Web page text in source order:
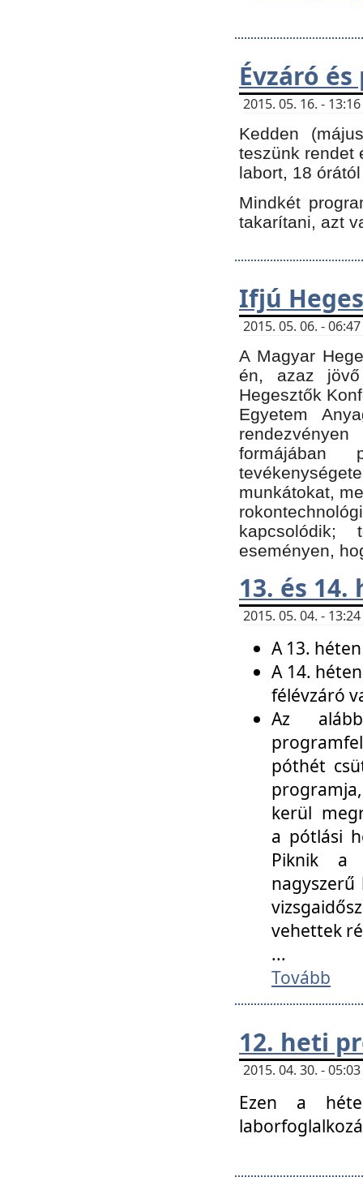
Évzáró
2015. 05. 16. -
Kedden
teszünk rendet
labort, 18
Mindkét
takarítani, azt
Ifjú
2015. 05. 06. -
A Magyar
én, azaz
Hegesztők
Egyetem
formájában
munkátokat,
eseményen,
13. és
2015. 05. 04. -
A 13.
A 14.
félévzáró
Az
póthét
kerül
a pótlási
Piknik a
vehettek
...
Tovább
12. heti
2015. 04. 30. -
Ezen a